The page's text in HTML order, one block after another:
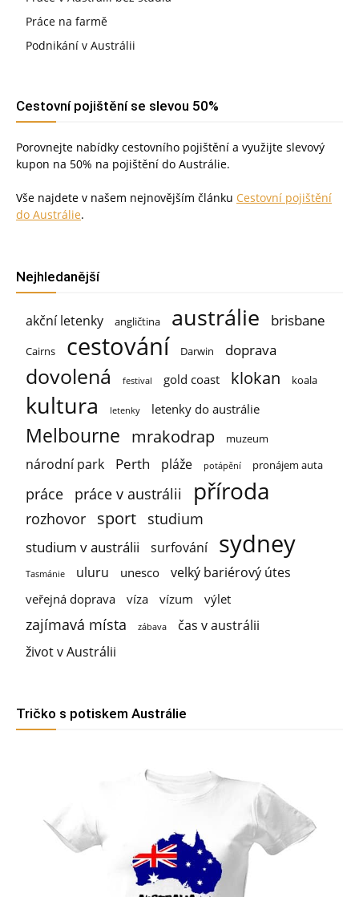
Práce na farmě
Podnikání v Austrálii
Cestovní pojištění se slevou 50%
Porovnejte nabídky cestovního pojištění a využijte slevový
kupon na 50% na pojištění do Austrálie.
Vše najdete v našem nejnovějším článku Cestovní pojištění
do Austrálie.
Nejhledanější
akční letenky angličtina austrálie brisbane
Cairns cestování Darwin doprava
dovolená festival gold coast klokan koala
kultura letenky letenky do austrálie
Melbourne mrakodrap muzeum
národní park Perth pláže potápění pronájem auta
práce práce v austrálii příroda
rozhovor sport studium
studium v austrálii surfování sydney
Tasmánie uluru unesco velký bariérový útes
veřejná doprava víza vízum výlet
zajímavá místa zábava
čas v austrálii
život v Austrálii
Tričko s potiskem Austrálie